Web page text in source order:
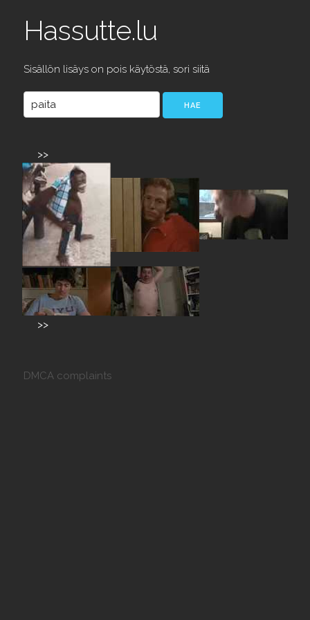
Hassutte.lu
Sisällön lisäys on pois käytöstä, sori siitä
>>
>>
DMCA complaints